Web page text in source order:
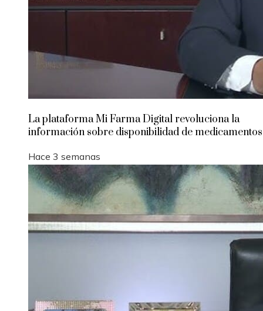
La plataforma Mi Farma Digital revoluciona la
información sobre disponibilidad de medicamentos
Hace 3 semanas